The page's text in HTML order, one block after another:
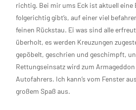
richtig. Bei mir ums Eck ist aktuell eine
folgerichtig gibt’s, auf einer viel
feinen Rückstau. Ei was sind alle
überholt, es werden Kreuzungen
gepöbelt, geschrien und geschimpft,
Rettungseinsatz wird zum
Autofahrers. Ich kann’s vom Fenster
großem Spaß aus.